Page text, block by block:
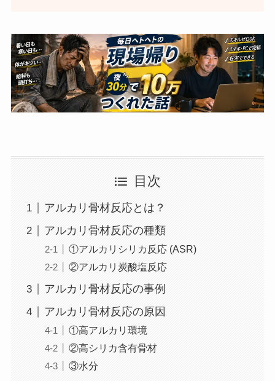
目次
アルカリ骨材反応とは？
アルカリ骨材反応の種類
①アルカリシリカ反応 (ASR)
②アルカリ炭酸塩反応
アルカリ骨材反応の事例
アルカリ骨材反応の原因
①高アルカリ環境
②高シリカ含有骨材
③水分